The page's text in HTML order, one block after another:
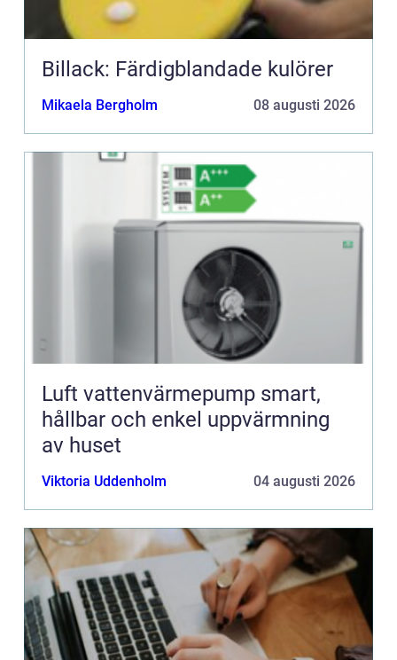
Billack: Färdigblandade kulörer
Mikaela Bergholm 08 augusti 2026
Luft vattenvärmepump smart,
hållbar och enkel uppvärmning
av huset
Viktoria Uddenholm 04 augusti 2026